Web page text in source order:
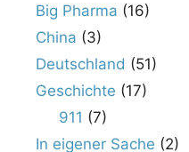
Big Pharma (16)
China (3)
Deutschland (51)
Geschichte (17)
911 (7)
In eigener Sache (2)